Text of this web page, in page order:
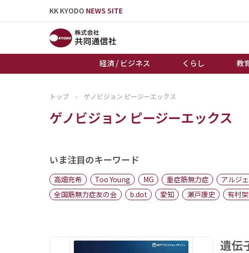
KK KYODO NEWS SITE
経済 / ビジネス くらし 教
トップページ
お知らせ
地域
キー
トップ › ゲノビジョン ピージーエックス
ゲノビジョン ピージーエックス
いま注目のキーワード
高畑充希 Too Young MG 重症筋無力症 アルジ
全国筋無力症友の会
b.dot 愛知 瀬戸康史
有村
遺伝